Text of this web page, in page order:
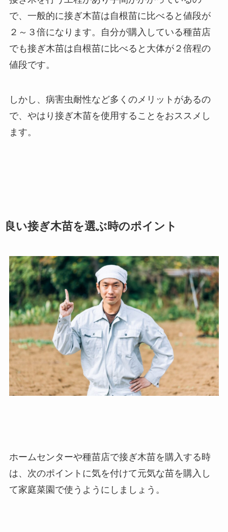
で、 一般的に接ぎ木苗は自根苗に比べると値段が
２～３倍になります。
自分が購入している種苗店
でも接ぎ木苗は自根苗に比べると大体が２倍程の
値段です。
しかし、病害虫耐性など多くのメリットがあるの
で、やはり接ぎ木苗を使用することをおススメし
ます。
良い接ぎ木苗を選ぶ時のポイント
ホームセンターや種苗店で接ぎ木苗を購入する時
は、次のポイントに気を付けて元気な苗を購入し
て家庭菜園で使うようにしましょう。